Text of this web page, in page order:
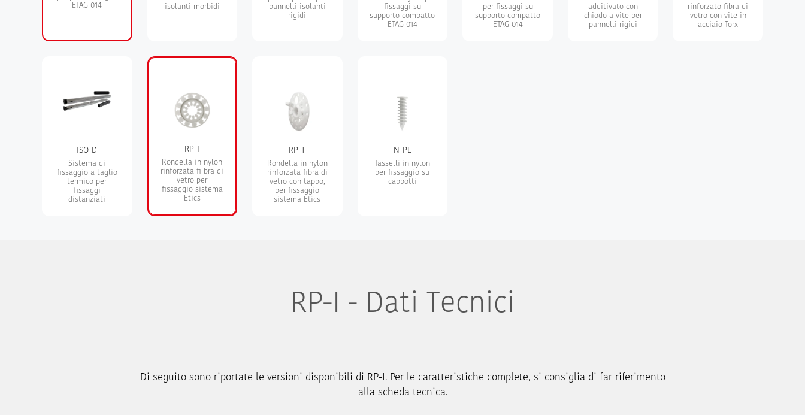
ETAG 014
isolanti morbidi
pannelli isolanti
rigidi
fissaggi su
supporto compatto
ETAG 014
per fissaggi su
supporto compatto
ETAG 014
additivato con
chiodo a vite per
pannelli rigidi
rinforzato fibra di
vetro con vite in
acciaio Torx
ISO-D
Sistema di
fissaggio a taglio
termico per
fissaggi
distanziati
RP-I
Rondella in nylon
rinforzata fi bra di
vetro per
fissaggio sistema
Etics
RP-T
Rondella in nylon
rinforzata fibra di
vetro con tappo,
per fissaggio
sistema Etics
N-PL
Tasselli in nylon
per fissaggio su
cappotti
RP-I - Dati Tecnici
Di seguito sono riportate le versioni disponibili di RP-I. Per le caratteristiche complete, si consiglia di far riferimento
alla scheda tecnica.